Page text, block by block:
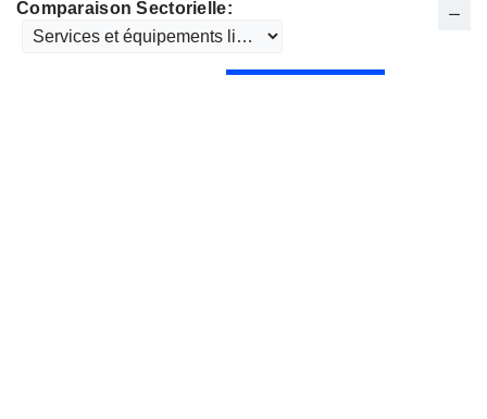
Comparaison Sectorielle: